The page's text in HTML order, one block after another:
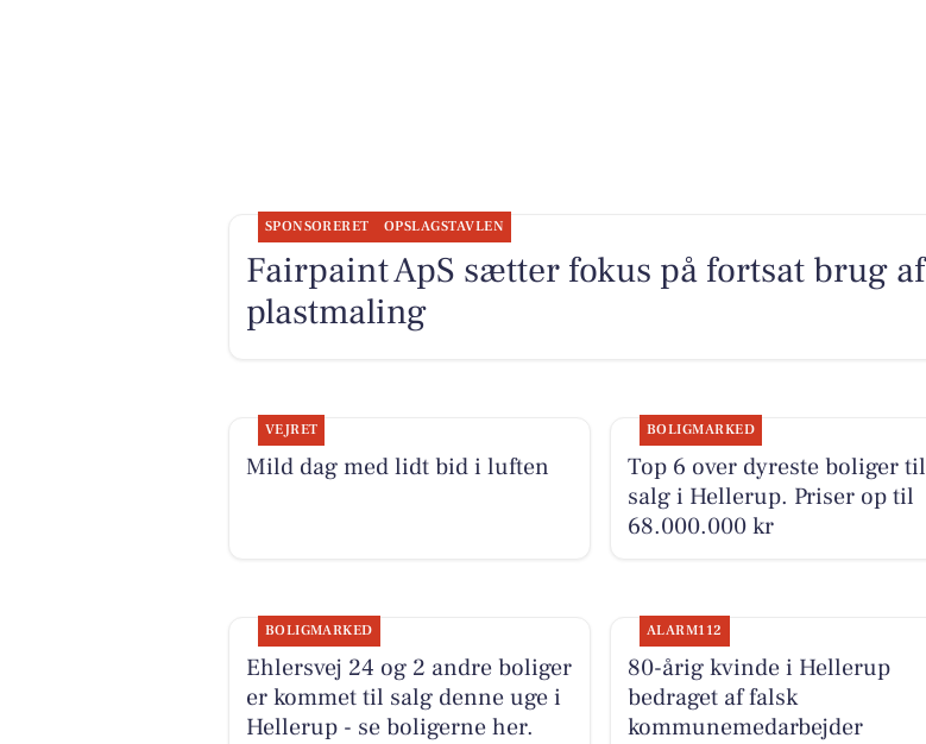
SPONSORERET OPSLAGSTAVLEN
Fairpaint ApS sætter fokus på fortsat brug af
plastmaling
VEJRET
Mild dag med lidt bid i luften
BOLIGMARKED
Top 6 over dyreste boliger til
salg i Hellerup. Priser op til
68.000.000 kr
BOLIGMARKED
Ehlersvej 24 og 2 andre boliger
er kommet til salg denne uge i
Hellerup - se boligerne her.
ALARM112
80-årig kvinde i Hellerup
bedraget af falsk
kommunemedarbejder